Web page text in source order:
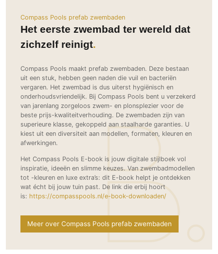
Inrichting
Roomdividers
Meubels
Verlichting
Haarden
Glas
Interieurbouw
Trappen
Keuken
Keukens
Keukenapparatuur
Keukenbladen
Keukenaccessoires
Buitendeuren
Deursystemen
Glazen wandsystemen
Garagedeuren
Zonwering
Zonwering
Buitenshutters
Autolift
3D visualisaties
Gevelbekleding
Gevelstenen
Houten gevelbekleding
Tuinverlichting
Omheining
Zwemmen
Zwembad en zwemvijver
Tuin wellness
Vloer
Houten buitenvloeren
Natuursteen en keramiek
buitenvloeren
Zonwering
Serre/Veranda
Thuisbioscoop
Toilet
Wellness
Werkkamer
Wijnkelder
Woonkamer
Buitenkijken
Bijgebouw / Poolhouse
Terrasoverkapping
Tuin
Zwembad
Compass Pools prefab zwembaden
Het eerste zwembad ter wereld dat
zichzelf reinigt
Compass Pools maakt prefab zwembaden. Deze bestaan
uit een stuk, hebben geen naden die vuil en bacteriën
vergaren. Het zwembad is dus uiterst hygiënisch en
onderhoudsvriendelijk. Bij Compass Pools bent u verzekerd
van jarenlang zorgeloos zwem- en plonsplezier voor de
beste prijs-kwaliteitverhouding. De zwembaden zijn van
superieure klasse, gekoppeld aan staalharde garanties. U
kiest uit een diversiteit aan modellen, formaten, kleuren en
afwerkingen.
Het Compass Pools E-book is jouw digitale stijlboek vol
inspiratie, ideeën en slimme keuzes. Van zwembadmodellen
tot -kleuren en luxe extra’s: dit E-book helpt je ontdekken
wat écht bij jouw tuin past. De link die erbij hoort
is: https://compasspools.nl/e-book-downloaden/
Meer over Compass Pools prefab zwembaden